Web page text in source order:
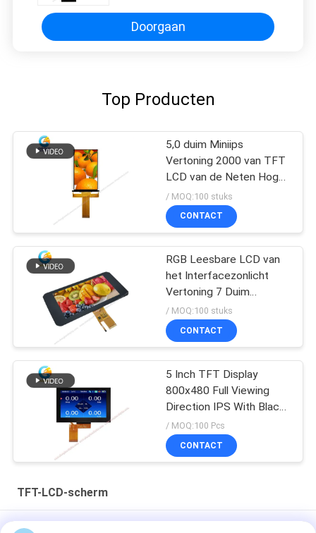
Doorgaan
Top Producten
5,0 duim Miniips
Vertoning 2000 van TFT
LCD van de Neten Hoge
Helderheid Module
/ MOQ:100 stuks
CONTACT
RGB Leesbare LCD van
het Interfacezonlicht
Vertoning 7 Duim
1024*600 40pin、
/ MOQ:100 stuks
CONTACT
5 Inch TFT Display
800x480 Full Viewing
Direction IPS With Black
Glass Cover
/ MOQ:100 Pcs
CONTACT
TFT-LCD-scherm
Lcd Factory 3,5 inch Custom Small Tft Lcd Display met